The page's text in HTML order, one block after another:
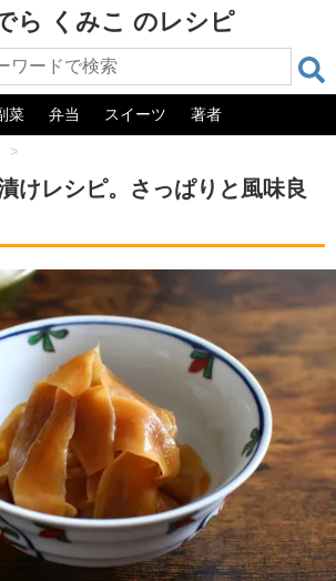
ら くみこ のレシピ
菜 弁当 スイーツ 著者
>
けレシピ。さっぱりと風味良